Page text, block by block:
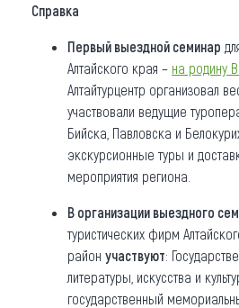
Справка
Первый выездной семинар
Алтайского края – на родину
Алтайтурцентр организовал
участвовали ведущие
Бийска, Павловска и
экскурсионные туры и
мероприятия региона.
В организации выездного
туристических фирм
район участвуют:
литературы, искусства и
государственный